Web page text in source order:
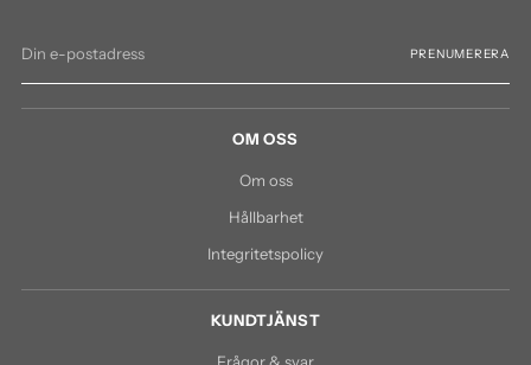
e-
postadress
PRENUMERERA
OM OSS
Om oss
Hållbarhet
Integritetspolicy
KUNDTJÄNST